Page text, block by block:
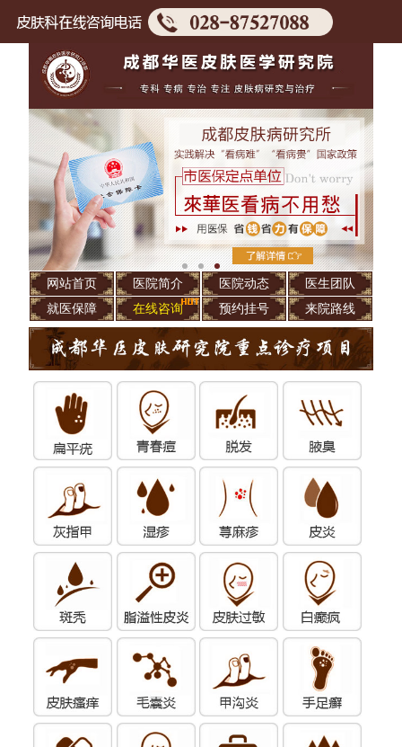
网站首页 医院简介 医院动态
医生团队
就医保障
在线咨询 预约挂号 来院路线